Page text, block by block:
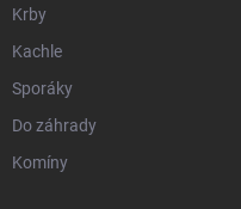
Krby
Kachle
Sporáky
Do záhrady
Komíny